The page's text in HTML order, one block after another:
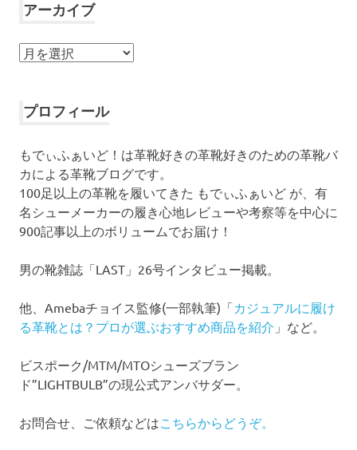
アーカイブ
ア
イ
プロフィール
もでぃふぁいど！は革靴好きの革靴好きのための革靴バ
カによる革靴ブログです。
100足以上の革靴を履いてきた もでぃふぁいど が、有
名シューメーカーの履き心地レビューや考察等を中心に
900記事以上のボリュームでお届け！
男の靴雑誌「LAST」26号インタビュー掲載。
他、Amebaチョイス監修(一部執筆)「カジュアルに履け
る革靴とは？プロが選ぶおすすめ商品を紹介 」など。
ビスポーク/MTM/MTOシューズブラン
ド”LIGHTBULB”の現公式アンバサダー。
お問合せ、ご依頼などは こちらからどうぞ。